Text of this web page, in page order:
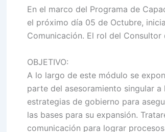
En el marco del Programa de
el próximo día 05 de Octubre,
Comunicación. El rol del
OBJETIVO:
A lo largo de este módulo se
parte del asesoramiento singular
estrategias de gobierno para
las bases para su expansión.
comunicación para lograr